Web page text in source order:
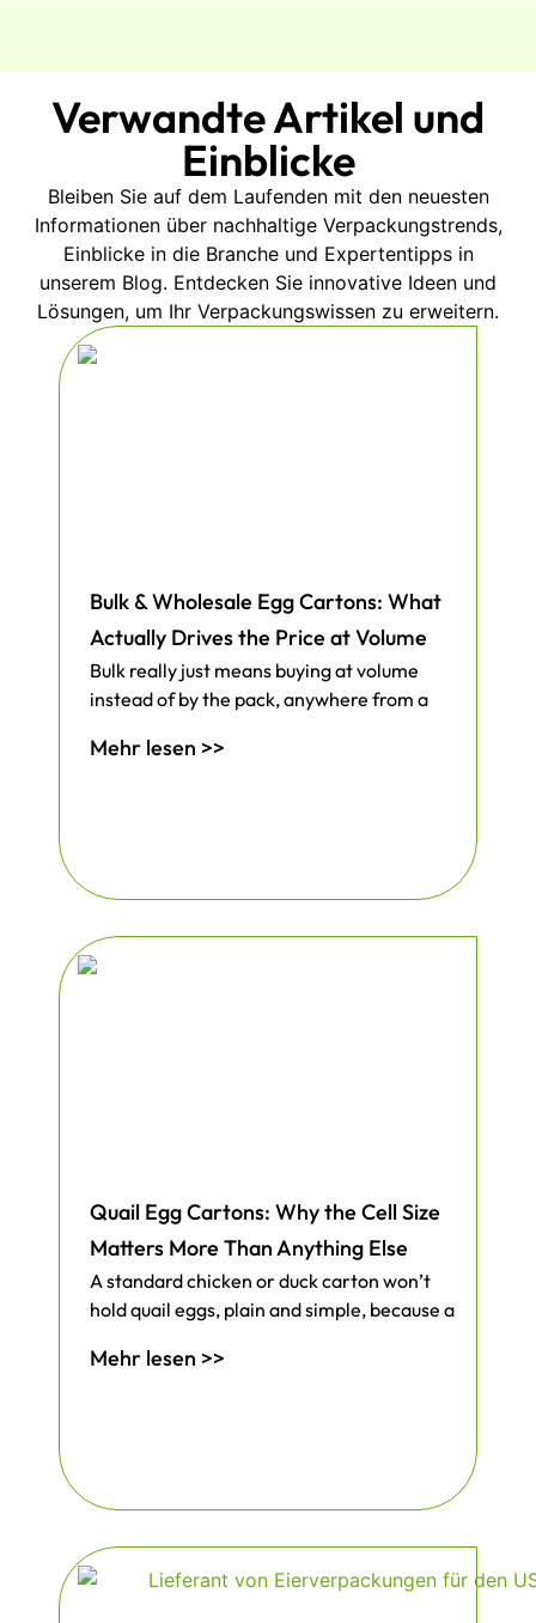
Verwandte Artikel und
Einblicke
Bleiben Sie auf dem Laufenden mit den neuesten
Informationen über nachhaltige Verpackungstrends,
Einblicke in die Branche und Expertentipps in
unserem Blog. Entdecken Sie innovative Ideen und
Lösungen, um Ihr Verpackungswissen zu erweitern.
Bulk & Wholesale Egg Cartons: What
Actually Drives the Price at Volume
Bulk really just means buying at volume
instead of by the pack, anywhere from a
Mehr lesen >>
Quail Egg Cartons: Why the Cell Size
Matters More Than Anything Else
A standard chicken or duck carton won’t
hold quail eggs, plain and simple, because a
Mehr lesen >>